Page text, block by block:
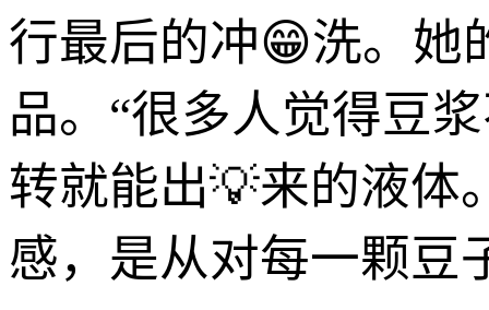
行最后的冲😁洗。她
品。“很多人觉得豆
转就能出💡来的液体
感，是从对每一颗豆